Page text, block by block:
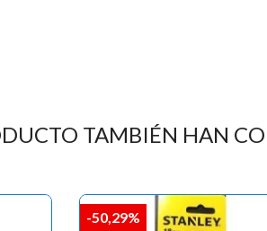
TAMBIÉN HAN
-50,29%